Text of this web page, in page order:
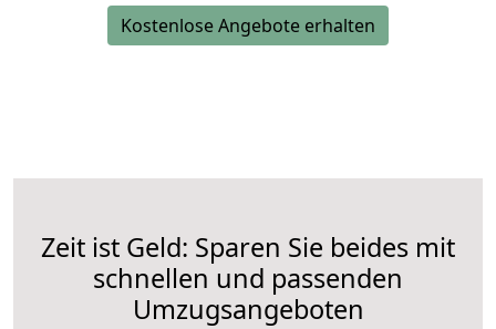
Kostenlose Angebote erhalten
Zeit ist Geld: Sparen Sie beides mit
schnellen und passenden
Umzugsangeboten